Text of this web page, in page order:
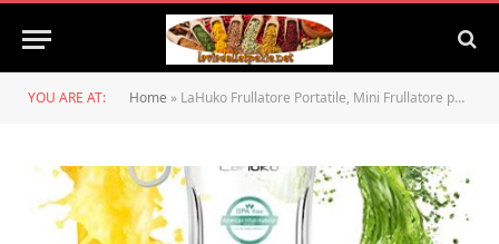
YOU ARE AT: Home » LaHuko Frullatore Portatile, Mini Frullatore per Frullati Multifunzionale con 4000mAh Batteria USB Ricaricabile (individuales 380ML, BPA Free, per Frullati, Frappe, Frutta e Verdura, Pappe Bimbi)